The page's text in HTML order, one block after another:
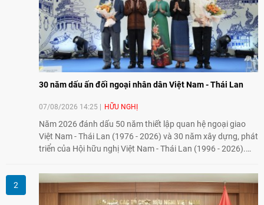
30 năm dấu ấn đối ngoại nhân dân Việt Nam - Thái Lan
07/08/2026 14:25 HỮU NGHỊ
Năm 2026 đánh dấu 50 năm thiết lập quan hệ ngoại giao
Việt Nam - Thái Lan (1976 - 2026) và 30 năm xây dựng, phát
triển của Hội hữu nghị Việt Nam - Thái Lan (1996 - 2026).
tình hữu nghị, đồng thời từng bước mở rộng hoạt động từ
giao lưu truyền thống sang kết nối địa phương, doanh
nghiệp, giáo dục, văn hóa và thế hệ trẻ, góp phần tăng